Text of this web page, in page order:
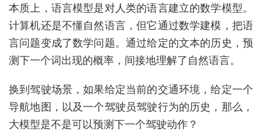
本质上，语言模型是对人类的语言建立的数学模型。
计算机还是不懂自然语言，但它通过数学建模，把语
言问题变成了数学问题。通过给定的文本的历史，预
测下一个词出现的概率，间接地理解了自然语言。
换到驾驶场景，如果给定当前的交通环境，给定一个
导航地图，以及一个驾驶员驾驶行为的历史，那么，
大模型是不是可以预测下一个驾驶动作？